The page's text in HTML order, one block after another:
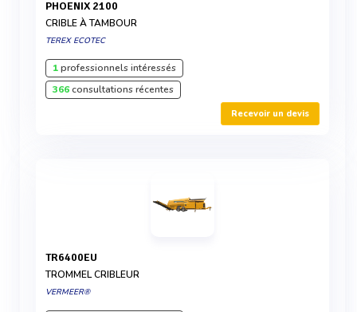
PHOENIX 2100
CRIBLE À TAMBOUR
TEREX ECOTEC
1professionnels intéressés
366consultations récentes
Recevoir un devis
TR6400EU
TROMMEL CRIBLEUR
VERMEER®